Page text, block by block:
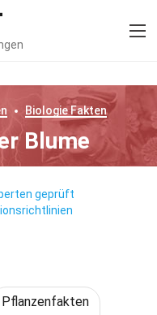
BiologieFakten
Blume
geprüft
Pflanzenfakten